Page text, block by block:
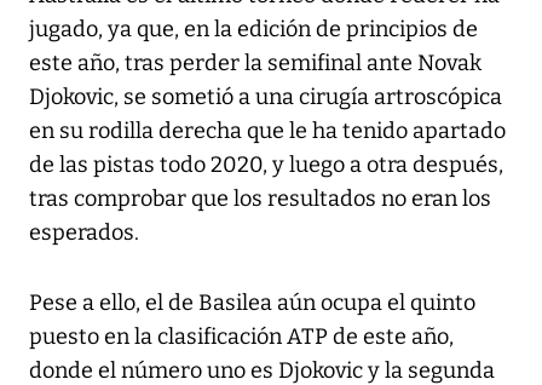
jugado, ya que, en la edición de principios de
este año, tras perder la semifinal ante Novak
Djokovic, se sometió a una cirugía artroscópica
en su rodilla derecha que le ha tenido apartado
de las pistas todo 2020, y luego a otra después,
tras comprobar que los resultados no eran los
esperados.
Pese a ello, el de Basilea aún ocupa el quinto
puesto en la clasificación ATP de este año,
donde el número uno es Djokovic y la segunda